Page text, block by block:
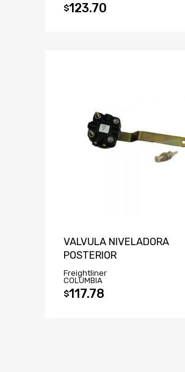
$123.70
VALVULA NIVELADORA
POSTERIOR
Freightliner
COLUMBIA
$117.78